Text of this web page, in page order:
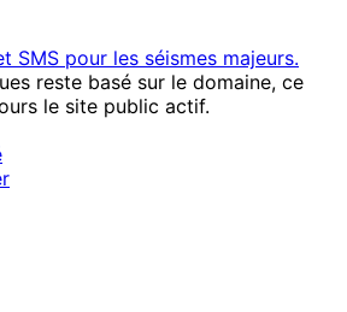
SMS pour les séismes majeurs.
reste basé sur le domaine, ce
le site public actif.